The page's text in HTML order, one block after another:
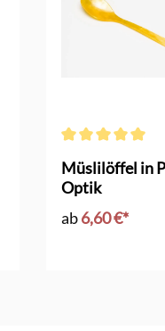
Müslilöffel in
Optik
ab6,60 €*